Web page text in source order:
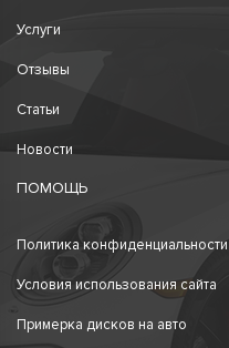
Услуги
Отзывы
Статьи
Новости
ПОМОЩЬ
Политика конфиденциальности
Условия использования сайта
Примерка дисков на авто